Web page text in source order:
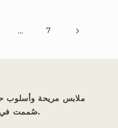
… 7
ملابس مريحة وأسلوب
صُممت في البحرين من أجل الخليج.